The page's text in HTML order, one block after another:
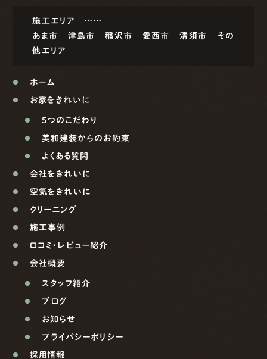
施工エリア ……
あま市
津島市 稲沢市 愛西市 清須市
その
他エリア
ホーム
お家をきれいに
5つのこだわり
美和建装からのお約束
よくある質問
会社をきれいに
空気をきれいに
クリーニング
施工事例
口コミ・レビュー紹介
会社概要
スタッフ紹介
ブログ
お知らせ
プライバシーポリシー
採用情報